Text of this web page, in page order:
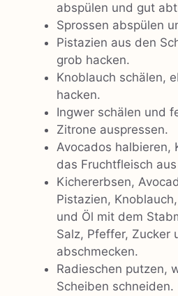
abspülen und gut
Sprossen abspülen
Pistazien aus den
grob hacken.
Knoblauch schälen,
hacken.
Ingwer schälen und
Zitrone auspressen.
Avocados halbieren,
das Fruchtfleisch
Kichererbsen,
Pistazien,
und Öl mit dem
Salz, Pfeffer, Zucker
abschmecken.
Radieschen putzen,
Scheiben schneiden.